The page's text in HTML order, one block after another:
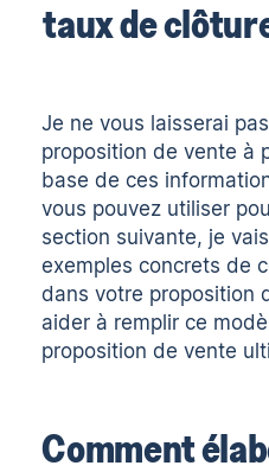
taux de
Je ne vous laisserai
proposition de vente à
base de ces
vous pouvez utiliser
section suivante, je
exemples concrets de
dans votre proposition
aider à remplir ce
proposition de vente
Comment